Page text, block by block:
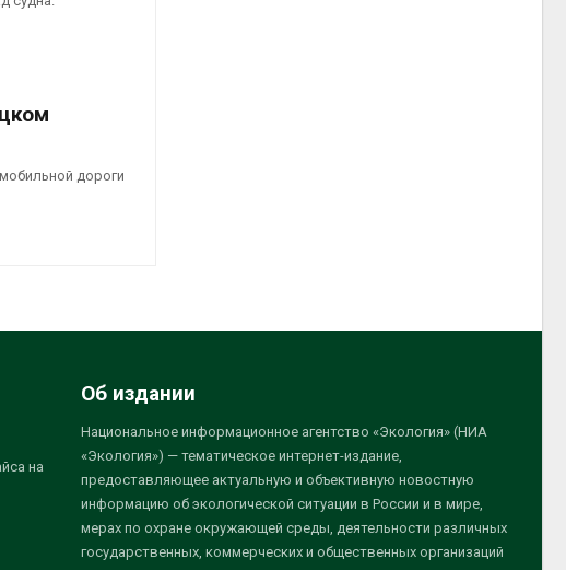
дороги
на
Об издании
Национальное информационное агентство «Экология» (НИА
«Экология») — тематическое интернет-издание,
предоставляющее актуальную и объективную новостную
информацию об экологической ситуации в России и в мире,
мерах по охране окружающей среды, деятельности различных
государственных, коммерческих и общественных организаций